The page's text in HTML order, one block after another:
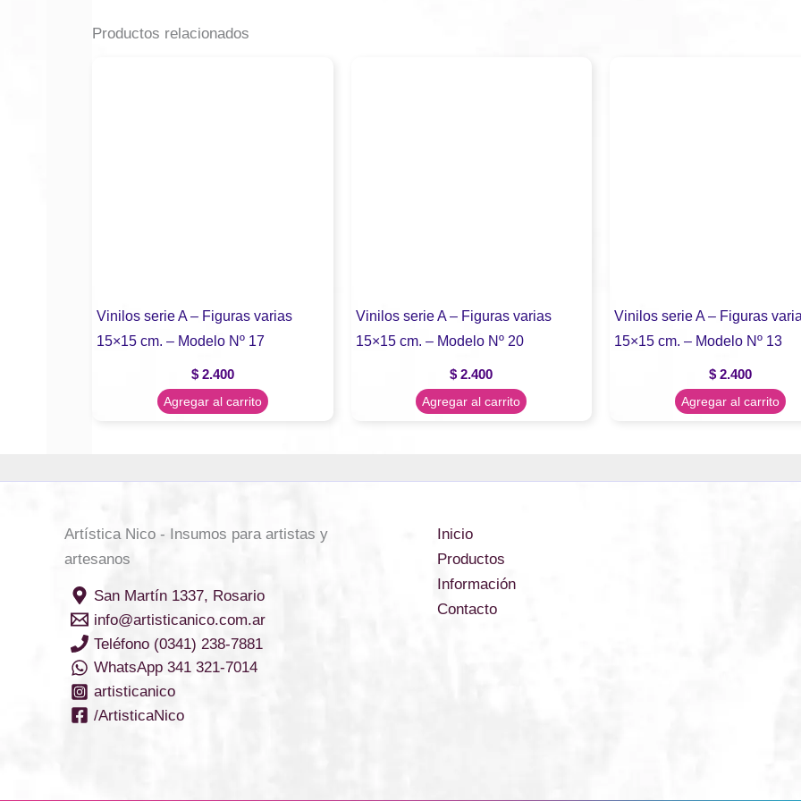
Productos relacionados
Vinilos serie A – Figuras varias
15×15 cm. – Modelo Nº 17
$2.400
Agregar al carrito
Vinilos serie A – Figuras varias
15×15 cm. – Modelo Nº 20
$ 2.400
Agregar al carrito
Vinilos serie A – Figuras
15×15 cm. – Modelo Nº 13
$2.400
Agregar al carrito
Artística Nico - Insumos para artistas y
artesanos
San Martín 1337, Rosario
info@artisticanico.com.ar
Teléfono (0341) 238-7881
WhatsApp 341 321-7014
artisticanico
/ArtisticaNico
Inicio
Productos
Información
Contacto